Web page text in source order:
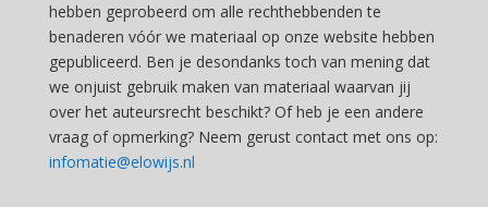
hebben geprobeerd om alle rechthebbenden te
benaderen vóór we materiaal op onze website hebben
gepubliceerd. Ben je desondanks toch van mening dat
we onjuist gebruik maken van materiaal waarvan jij
over het auteursrecht beschikt? Of heb je een andere
vraag of opmerking? Neem gerust contact met ons op:
infomatie@elowijs.nl